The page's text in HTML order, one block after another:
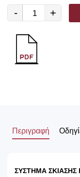
- +
Περιγραφή
ΣΥΣΤΗΜΑ ΣΚΙΑΣΗΣ